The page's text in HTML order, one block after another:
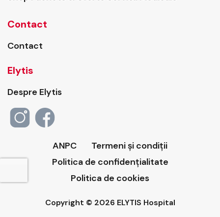
Contact
Contact
Elytis
Despre Elytis
ANPC
Termeni și condiții
Politica de confidențialitate
Politica de cookies
Copyright © 2026 ELYTIS Hospital